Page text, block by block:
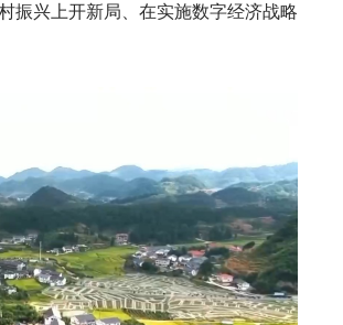
振兴上开新局、在实施数字经济战略